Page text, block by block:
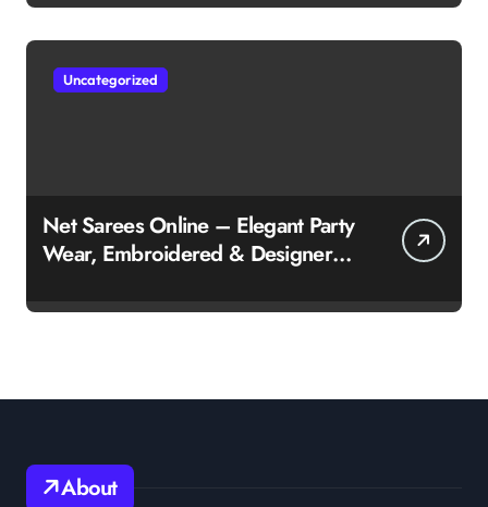
Uncategorized
Net Sarees Online – Elegant Party
Wear, Embroidered & Designer
About